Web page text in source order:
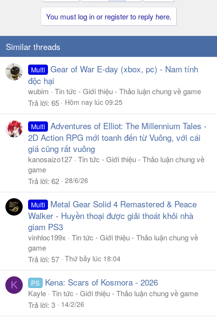
You must log in or register to reply here.
Similar threads
Multi Gear of War E-day (xbox, pc) - Nam tính
độc hại
wubim
Tin tức - Giới thiệu - Thảo luận chung về game
Trả lời 65 Hôm nay lúc 09:25
Multi Adventures of Elliot: The Millennium Tales -
2D Action RPG mới toanh đến từ Vuông, với cái
giá cũng rất vuông
kanosaizo127 Tin tức - Giới thiệu - Thảo luận chung về
game
Trả lời 62 28/6/26
Multi
Metal Gear Solid 4 Remastered & Peace
Walker - Huyền thoại được giải thoát khỏi nhà
giam PS3
vinhloc199x
Tin tức - Giới thiệu - Thảo luận chung về
game
Trả lời 57 Thứ bảy lúc 18:04
K PS Kena: Scars of Kosmora - 2026
Kayle Tin tức - Giới thiệu - Thảo luận chung về game
Trả lời 3 14/2/26